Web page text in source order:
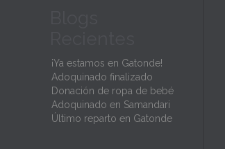
¡Ya estamos en Gatonde!
Adoquinado finalizado
Donación de ropa de bebé
Adoquinado en Samandari
Último reparto en Gatonde